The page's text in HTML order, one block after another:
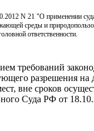
N 21 "О применении
среды и
ответственности.
требований
разрешения на
вне сроков
Суда РФ от